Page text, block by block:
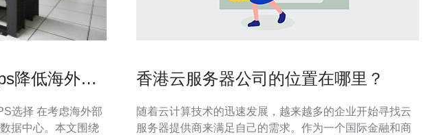
降低海外部
选择 在考虑海外部
据中心。本文围绕
香港云服务器公司的位置在哪里？
随着云计算技术的迅速发展，越来越多的企业开始寻找云
服务器提供商来满足自己的需求。作为一个国际金融和商